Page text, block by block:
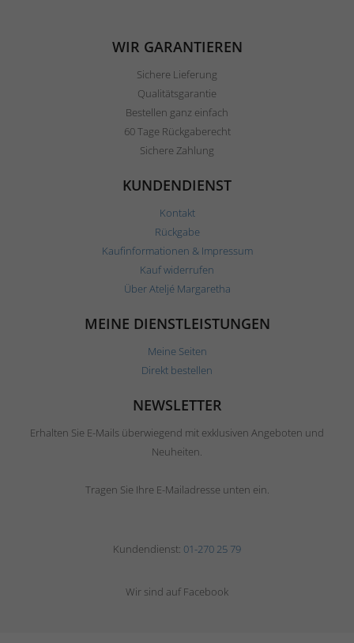
WIR GARANTIEREN
Sichere Lieferung
Qualitätsgarantie
Bestellen ganz einfach
60 Tage Rückgaberecht
Sichere Zahlung
KUNDENDIENST
Kontakt
Rückgabe
Kaufinformationen & Impressum
Kauf widerrufen
Über Ateljé Margaretha
MEINE DIENSTLEISTUNGEN
Meine Seiten
Direkt bestellen
NEWSLETTER
Erhalten Sie E-Mails überwiegend mit exklusiven Angeboten und
Neuheiten.
Tragen Sie Ihre E-Mailadresse unten ein.
Kundendienst: 01-270 25 79
Wir sind auf Facebook